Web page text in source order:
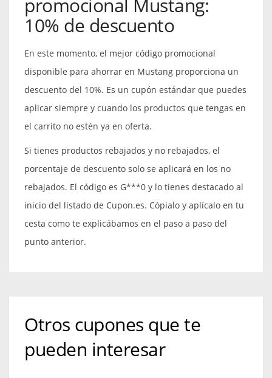
promocional Mustang:
10% de descuento
En este momento, el mejor código promocional
disponible para ahorrar en Mustang proporciona un
descuento del 10%. Es un cupón estándar que puedes
aplicar siempre y cuando los productos que tengas en
el carrito no estén ya en oferta.
Si tienes productos rebajados y no rebajados, el
porcentaje de descuento solo se aplicará en los no
rebajados. El código es G***0 y lo tienes destacado al
inicio del listado de Cupon.es. Cópialo y aplícalo en tu
cesta como te explicábamos en el paso a paso del
punto anterior.
Otros cupones que te
pueden interesar